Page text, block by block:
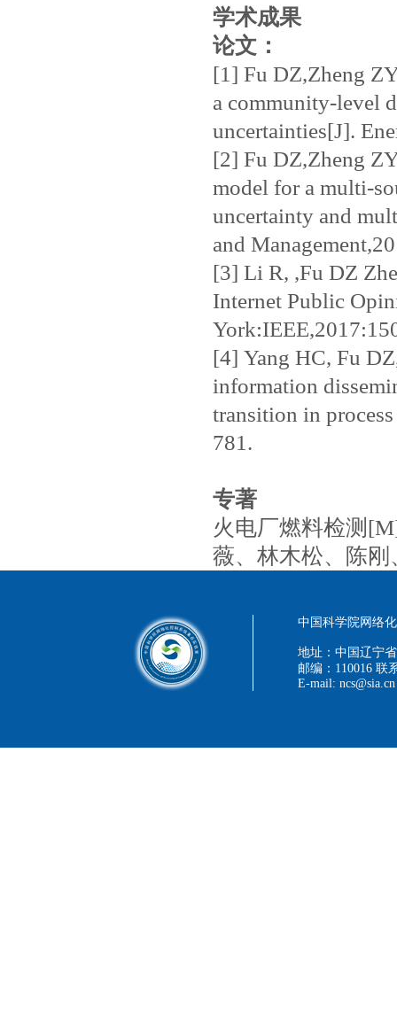
学术成果
论文：
[1] Fu DZ,Zheng
a community-level
uncertainties[J].
[2] Fu DZ,Zheng
model for a multi-
uncertainty and
and
[3] Li R, ,Fu DZ
Internet Public
[4] Yang HC, Fu
information
transition in
781.
专著
火电厂燃料检测
薇、林木松、陈
中国科学院网络
地址：中国辽宁
邮编：110016 联
E-mail: ncs@sia.cn